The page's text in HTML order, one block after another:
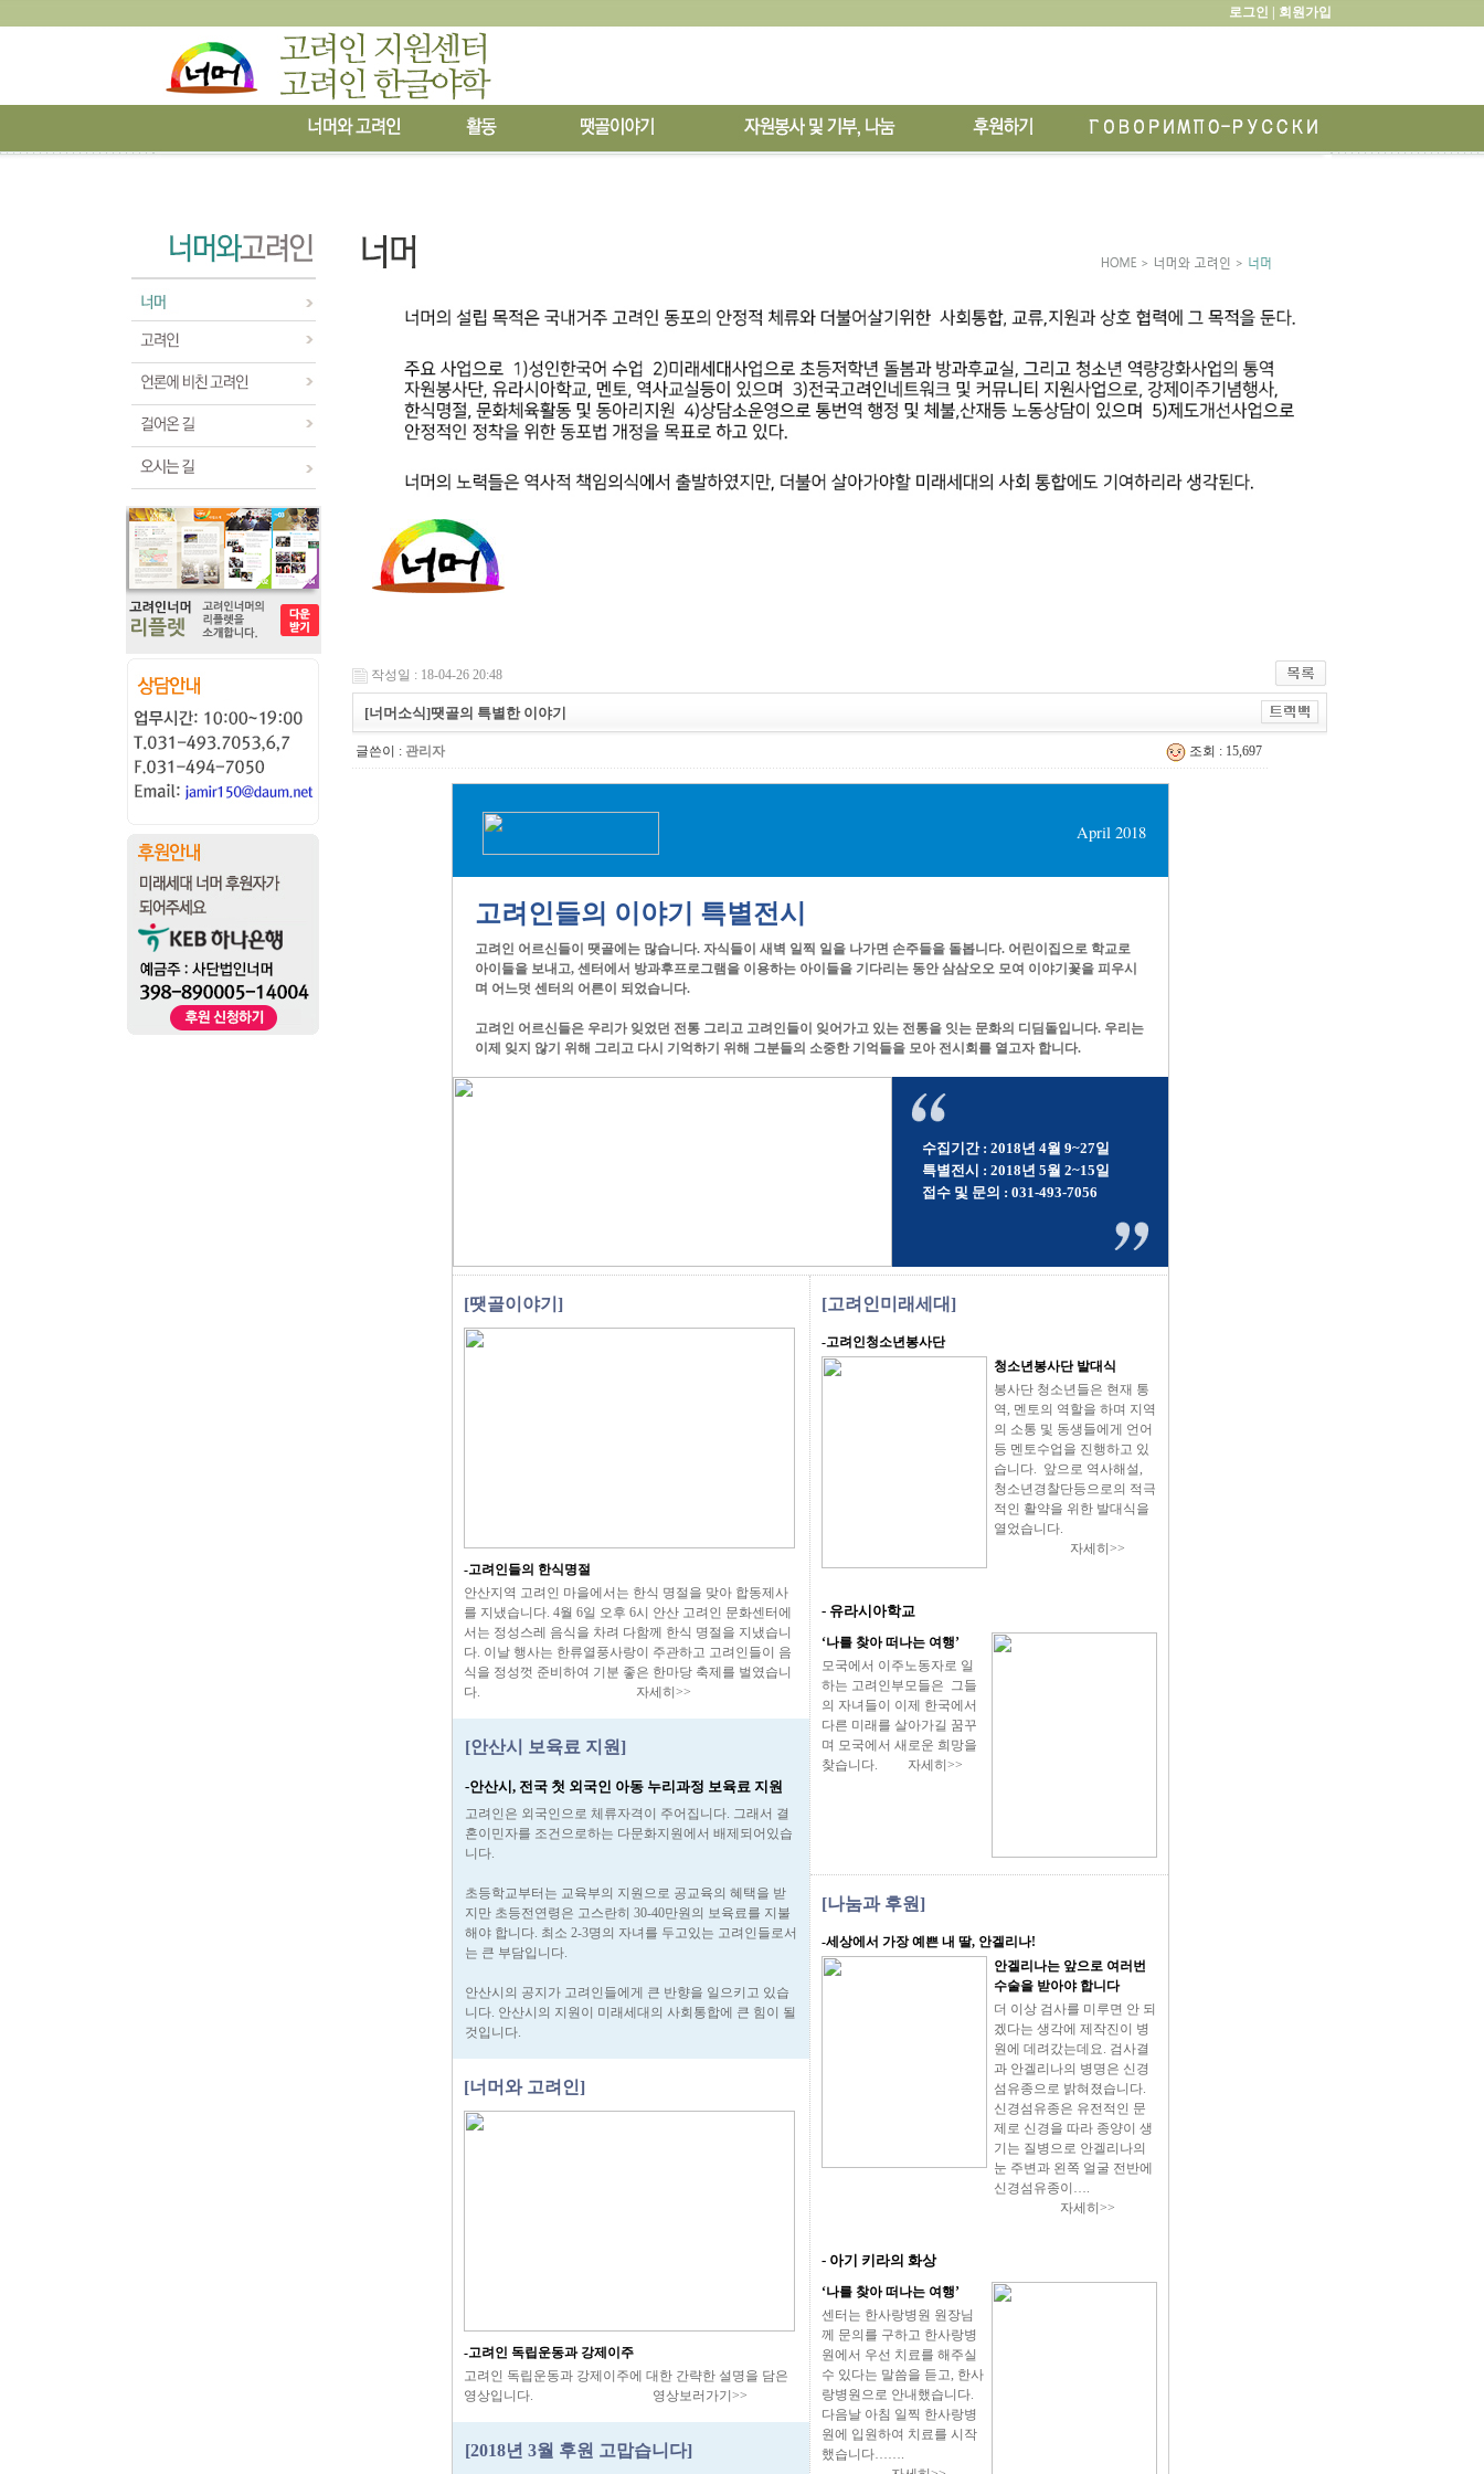
로그인 | 회원가입
작성일 : 18-04-26 20:48
[너머소식]땟골의 특별한 이야기
글쓴이 : 관리자 조회 : 15,697
April 2018
고려인들의 이야기 특별전시
고려인 어르신들이 땟골에는 많습니다. 자식들이 새벽 일찍 일을 나가면 손주들을 돌봅니다. 어린이집으로 학교로
아이들을 보내고, 센터에서 방과후프로그램을 이용하는 아이들을 기다리는 동안 삼삼오오 모여 이야기꽃을 피우시
며 어느덧 센터의 어른이 되었습니다.
고려인 어르신들은 우리가 잊었던 전통 그리고 고려인들이 잊어가고 있는 전통을 잇는 문화의 디딤돌입니다. 우리는
이제 잊지 않기 위해 그리고 다시 기억하기 위해 그분들의 소중한 기억들을 모아 전시회를 열고자 합니다.
수집기간 : 2018년 4월 9~27일
특별전시 : 2018년 5월 2~15일
접수 및 문의 : 031-493-7056
[땟골이야기]
-고려인들의 한식명절
안산지역 고려인 마을에서는 한식 명절을 맞아 합동제사
를 지냈습니다. 4월 6일 오후 6시 안산 고려인 문화센터에
서는 정성스레 음식을 차려 다함께 한식 명절을 지냈습니
다. 이날 행사는 한류열풍사랑이 주관하고 고려인들이 음
식을 정성껏 준비하여 기분 좋은 한마당 축제를 벌였습니
다. 자세히>>
[안산시 보육료 지원]
-안산시, 전국 첫 외국인 아동 누리과정 보육료 지원
고려인은 외국인으로 체류자격이 주어집니다. 그래서 결
혼이민자를 조건으로하는 다문화지원에서 배제되어있습
니다.
초등학교부터는 교육부의 지원으로 공교육의 혜택을 받
지만 초등전연령은 고스란히 30-40만원의 보육료를 지불
해야 합니다. 최소 2-3명의 자녀를 두고있는 고려인들로서
는 큰 부담입니다.
안산시의 공지가 고려인들에게 큰 반향을 일으키고 있습
니다. 안산시의 지원이 미래세대의 사회통합에 큰 힘이 될
것입니다.
[너머와 고려인]
-고려인 독립운동과 강제이주
고려인 독립운동과 강제이주에 대한 간략한 설명을 담은
영상입니다. 영상보러가기>>
[2018년 3월 후원 고맙습니다]
[고려인미래세대]
-고려인청소년봉사단
청소년봉사단 발대식
봉사단 청소년들은 현재 통
역, 멘토의 역할을 하며 지역
의 소통 및 동생들에게 언어
등 멘토수업을 진행하고 있
습니다. 앞으로 역사해설,
청소년경찰단등으로의 적극
적인 활약을 위한 발대식을
열었습니다.
자세히>>
- 유라시아학교
‘나를 찾아 떠나는 여행’
모국에서 이주노동자로 일
하는 고려인부모들은 그들
의 자녀들이 이제 한국에서
다른 미래를 살아가길 꿈꾸
며 모국에서 새로운 희망을
찾습니다. 자세히>>
[나눔과 후원]
-세상에서 가장 예쁜 내 딸, 안겔리나!
안겔리나는 앞으로 여러번
수술을 받아야 합니다
더 이상 검사를 미루면 안 되
겠다는 생각에 제작진이 병
원에 데려갔는데요. 검사결
과 안겔리나의 병명은 신경
섬유종으로 밝혀졌습니다.
신경섬유종은 유전적인 문
제로 신경을 따라 종양이 생
기는 질병으로 안겔리나의
눈 주변과 왼쪽 얼굴 전반에
신경섬유종이….
자세히>>
- 아기 키라의 화상
‘나를 찾아 떠나는 여행’
센터는 한사랑병원 원장님
께 문의를 구하고 한사랑병
원에서 우선 치료를 해주실
수 있다는 말씀을 듣고, 한사
랑병원으로 안내했습니다.
다음날 아침 일찍 한사랑병
원에 입원하여 치료를 시작
했습니다…….